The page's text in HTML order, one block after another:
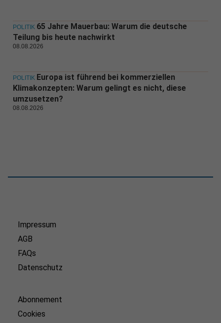
POLITIK 65 Jahre Mauerbau: Warum die deutsche
Teilung bis heute nachwirkt
08.08.2026
POLITIK Europa ist führend bei kommerziellen
Klimakonzepten: Warum gelingt es nicht, diese
umzusetzen?
08.08.2026
Impressum
AGB
FAQs
Datenschutz
Abonnement
Cookies